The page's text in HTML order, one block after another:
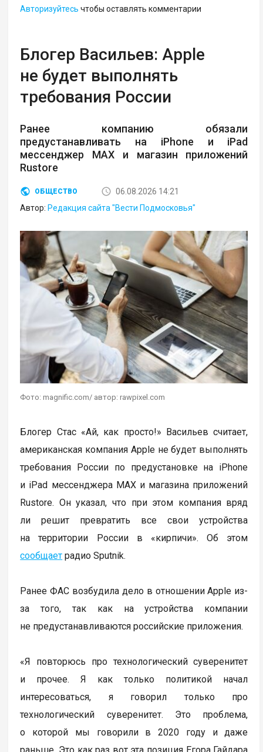
Авторизуйтесь чтобы оставлять комментарии
Блогер Васильев: Apple
не будет выполнять
требования России
Ранее компанию обязали
предустанавливать на iPhone и iPad
мессенджер MAX и магазин приложений
Rustore
ОБЩЕСТВО
06.08.2026 14:21
Автор:Редакция сайта "Вести Подмосковья"
Фото: magnific.com/ автор: rawpixel.com
Блогер Стас «Ай, как просто!» Васильев считает,
американская компания Apple не будет выполнять
требования России по предустановке на iPhone
и iPad мессенджера MAX и магазина приложений
Rustore. Он указал, что при этом компания вряд
ли решит превратить все свои устройства
на территории России в «кирпичи». Об этом
сообщает радио Sputnik.
Ранее ФАС возбудила дело в отношении Apple из-
за того, так как на устройства компании
не предустанавливаются российские приложения.
«Я повторюсь про технологический суверенитет
и прочее. Я как только политикой начал
интересоваться, я говорил только про
технологический суверенитет. Это проблема,
о которой мы говорили в 2020 году и даже